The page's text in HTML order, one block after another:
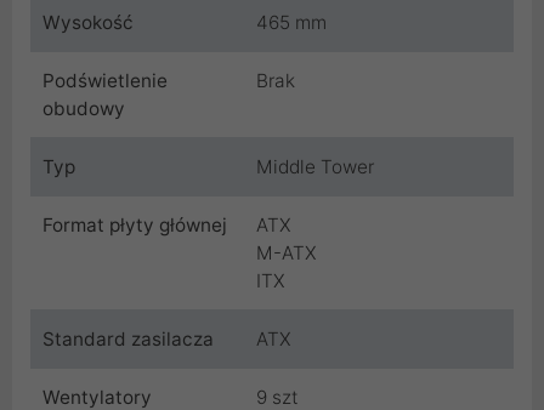
Wysokość 465 mm
Podświetlenie
obudowy
Brak
Typ Middle Tower
Format płyty głównej
ATX
M-ATX
ITX
Standard zasilacza ATX
Wentylatory
9 szt